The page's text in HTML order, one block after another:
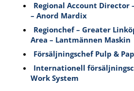
Regional Account Director
– Anord Mardix
Regionchef – Greater
Area – Lantmännen Maskin
Försäljningschef Pulp &
Internationell
Work System